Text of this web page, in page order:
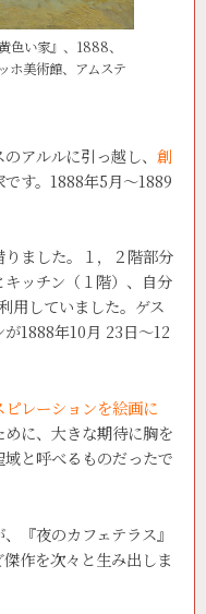
色い家』、1888、
美術館、アムステ
アルルに引っ越し、 創
す。1888年5月～1889
ました。１，２階部分
ッチン（１階）、自分
用していました。ゲス
1888年10月 23日～12
レーションを絵画に
めに、大きな期待に胸を
と呼べるものだったで
『夜のカフェテラス』
作を次々と生み出しま